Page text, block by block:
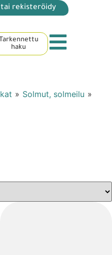
tai rekisteröidy
Tarkennettu
haku
» Solmut, solmeilu »